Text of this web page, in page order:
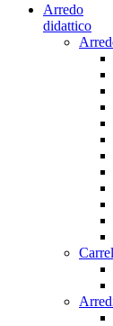
Arredo
didattico